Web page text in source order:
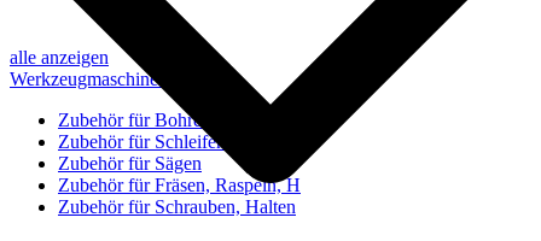
alle anzeigen
Werkzeugmaschinen-Zubehör
Zubehör für Bohren, Bohrhilfen
Zubehör für Schleifen, Poliere
Zubehör für Sägen
Zubehör für Fräsen, Raspeln, H
Zubehör für Schrauben, Halten